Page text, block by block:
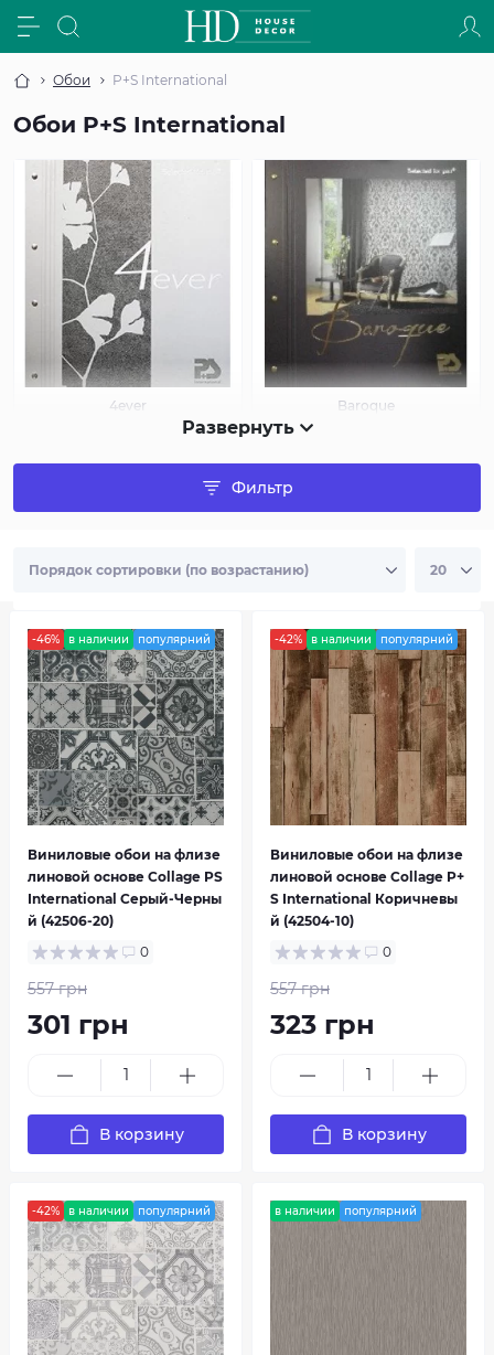
Обои P+S International
Обои P+S International
4ever Baroque
Brilliance Collage
Confetti Crispy
Crystal Damask Crepe
Развернуть
Фильтр
-46% в наличии популярний
Виниловые обои на флизе
линовой основе Collage PS
International Серый-Черны
й (42506-20)
0
557 грн
301 грн
В корзину
-42% в наличии популярний
Виниловые обои на флизе
линовой основе Collage P+
S International Коричневы
й (42504-10)
0
557 грн
323 грн
В корзину
-42% в наличии популярний в наличии популярний